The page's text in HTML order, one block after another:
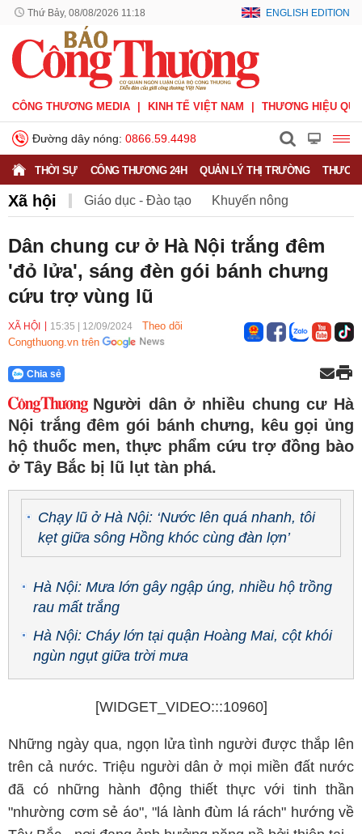
Thứ Bảy, 08/08/2026 11:18 ENGLISH EDITION
CÔNG THƯƠNG MEDIA KINH TẾ VIỆT NAM THƯƠNG HIỆU
Đường dây nóng: 0866.59.4498
THỜI SỰ CÔNG THƯƠNG 24H QUẢN LÝ THỊ TRƯỜNG
Xã hội Giáo dục - Đào tạo Khuyến nông
Nông nghiệp - nông thôn
Phát triển bền vững Sức khỏe Việc làm
Dân chung cư ở Hà Nội trắng đêm
'đỏ lửa', sáng đèn gói bánh chưng
cứu trợ vùng lũ
XÃ HỘI 15:35 12/09/2024
Theo dõi
Congthuong.vn trên
Chia sẻ
Người dân ở nhiều chung cư Hà
Nội trắng đêm gói bánh chưng, kêu gọi ủng
hộ thuốc men, thực phẩm cứu trợ đồng bào
ở Tây Bắc bị lũ lụt tàn phá.
Chạy lũ ở Hà Nội: ‘Nước lên quá nhanh, tôi
kẹt giữa sông Hồng khóc cùng đàn lợn’
Hà Nội: Mưa lớn gây ngập úng, nhiều hộ trồng
rau mất trắng
Hà Nội: Cháy lớn tại quận Hoàng Mai, cột khói
ngùn ngụt giữa trời mưa
[WIDGET_VIDEO:::10960]
Những ngày qua, ngọn lửa tình người được thắp lên
trên cả nước. Triệu người dân ở mọi miền đất nước
đã có những hành động thiết thực với tinh thần
"nhường cơm sẻ áo", "lá lành đùm lá rách" hướng về